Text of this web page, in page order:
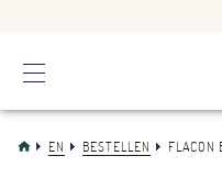
EN BESTELLEN FLACON